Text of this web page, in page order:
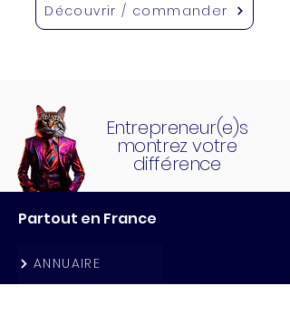
Découvrir / commander
Entrepreneur(e)s
montrez votre
différence
Partout en France
ANNUAIRE